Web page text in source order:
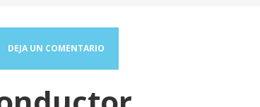
DEJA UN COMENTARIO